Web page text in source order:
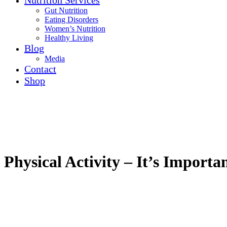
Gut Nutrition
Eating Disorders
Women’s Nutrition
Healthy Living
Blog
Media
Contact
Shop
Physical Activity – It’s